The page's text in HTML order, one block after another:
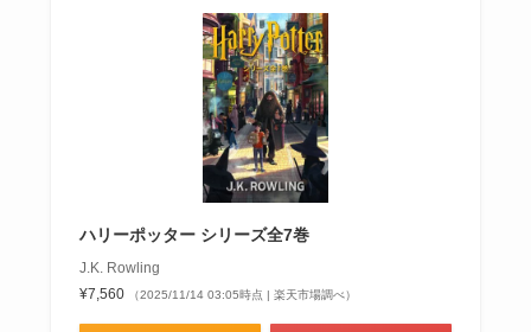
ハリーポッター シリーズ全7巻
J.K. Rowling
¥7,560
（2025/11/14 03:05時点 | 楽天市場調べ）